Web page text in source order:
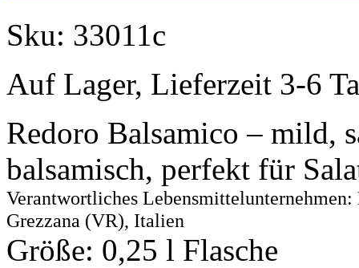
Sku: 33011c
Auf Lager, Lieferzeit 3-6
Redoro Balsamico – mild,
balsamisch, perfekt für
Verantwortliches
Grezzana (VR), Italien
Größe: 0,25 l Flasche